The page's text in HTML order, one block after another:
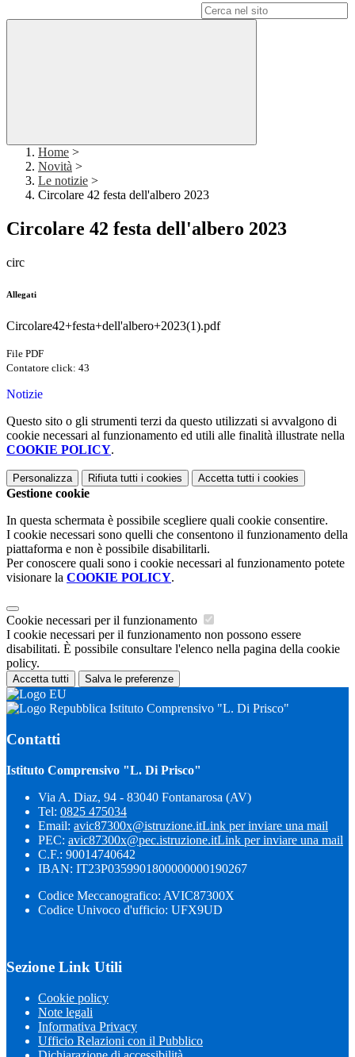
Home >
Novità >
Le notizie >
Circolare 42 festa dell'albero 2023
Circolare 42 festa dell'albero 2023
circ
Allegati
Circolare42+festa+dell'albero+2023(1).pdf
File PDF
Contatore click: 43
Notizie
Questo sito o gli strumenti terzi da questo utilizzati si avvalgono di
cookie necessari al funzionamento ed utili alle finalità illustrate nella
COOKIE POLICY.
Personalizza Rifiuta tutti i cookies Accetta tutti i cookies
Gestione cookie
In questa schermata è possibile scegliere quali cookie consentire.
I cookie necessari sono quelli che consentono il funzionamento della
piattaforma e non è possibile disabilitarli.
Per conoscere quali sono i cookie necessari al funzionamento potete
visionare la COOKIE POLICY.
Cookie necessari per il funzionamento
I cookie necessari per il funzionamento non possono essere
disabilitati. È possibile consultare l'elenco nella pagina della cookie
policy.
Accetta tutti Salva le preferenze
Istituto Comprensivo "L. Di Prisco"
Contatti
Istituto Comprensivo "L. Di Prisco"
Via A. Diaz, 94 - 83040 Fontanarosa (AV)
Tel: 0825 475034
Email: avic87300x@istruzione.itLink per inviare una mail
PEC: avic87300x@pec.istruzione.itLink per inviare una mail
C.F.: 90014740642
IBAN: IT23P0359901800000000190267
Codice Meccanografico: AVIC87300X
Codice Univoco d'ufficio: UFX9UD
Sezione Link Utili
Cookie policy
Note legali
Informativa Privacy
Ufficio Relazioni con il Pubblico